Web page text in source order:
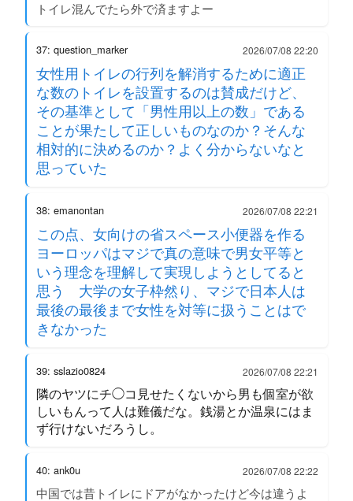
トイレ混んでたら外で済ますよー
37: question_marker 2026/07/08 22:20
女性用トイレの行列を解消するために適正
な数のトイレを設置するのは賛成だけど、
その基準として「男性用以上の数」である
ことが果たして正しいものなのか？そんな
相対的に決めるのか？よく分からないなと
思っていた
38: emanontan 2026/07/08 22:21
この点、女向けの省スペース小便器を作る
ヨーロッパはマジで真の意味で男女平等と
いう理念を理解して実現しようとしてると
思う 大学の女子枠然り、マジで日本人は
最後の最後まで女性を対等に扱うことはで
きなかった
39: sslazio0824 2026/07/08 22:21
隣のヤツにチ◯コ見せたくないから男も個室が欲
しいもんって人は難儀だな。銭湯とか温泉にはま
ず行けないだろうし。
40: ank0u 2026/07/08 22:22
中国では昔トイレにドアがなかったけど今は違うよ